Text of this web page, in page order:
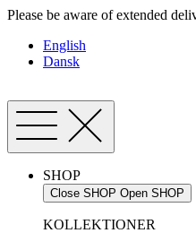
Videre
indhold
Please be aware of extended
English
Dansk
SHOP
Close SHOP Open SHOP
KOLLEKTIONER